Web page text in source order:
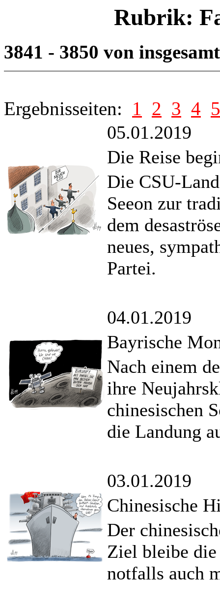
Rubrik:
3841 - 3850 von
Ergebnisseiten: 1 2 3 4 5
05.01.2019
Die Reise
Die CSU-
Seeon zur
dem
neues,
Partei.
04.01.2019
Bayrische
Nach einem
ihre
chinesischen
die Landung
03.01.2019
Chinesische
Der
Ziel bleibe
notfalls auch